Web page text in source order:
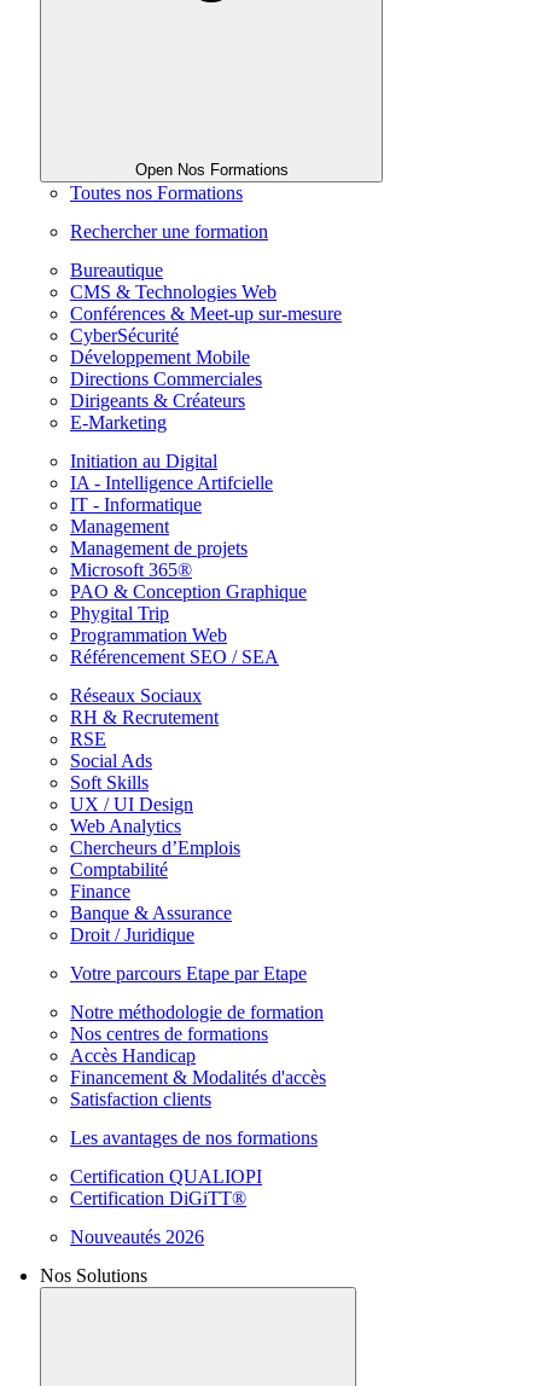
Open Nos Formations
Toutes nos Formations
Rechercher une formation
Bureautique
CMS & Technologies Web
Conférences & Meet-up sur-mesure
CyberSécurité
Développement Mobile
Directions Commerciales
Dirigeants & Créateurs
E-Marketing
Initiation au Digital
IA - Intelligence Artifcielle
IT - Informatique
Management
Management de projets
Microsoft 365®
PAO & Conception Graphique
Phygital Trip
Programmation Web
Référencement SEO / SEA
Réseaux Sociaux
RH & Recrutement
RSE
Social Ads
Soft Skills
UX / UI Design
Web Analytics
Chercheurs d’Emplois
Comptabilité
Finance
Banque & Assurance
Droit / Juridique
Votre parcours Etape par Etape
Notre méthodologie de formation
Nos centres de formations
Accès Handicap
Financement & Modalités d'accès
Satisfaction clients
Les avantages de nos formations
Certification QUALIOPI
Certification DiGiTT®
Nouveautés 2026
Nos Solutions